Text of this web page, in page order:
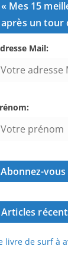
« Mes 15
après un tour
Mail:
Articles
livre de surf à